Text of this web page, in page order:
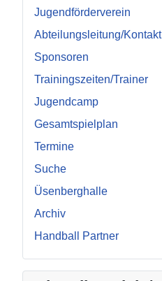
Jugendförderverein
Abteilungsleitung/Kontakt
Sponsoren
Trainingszeiten/Trainer
Jugendcamp
Gesamtspielplan
Termine
Suche
Üsenberghalle
Archiv
Handball Partner